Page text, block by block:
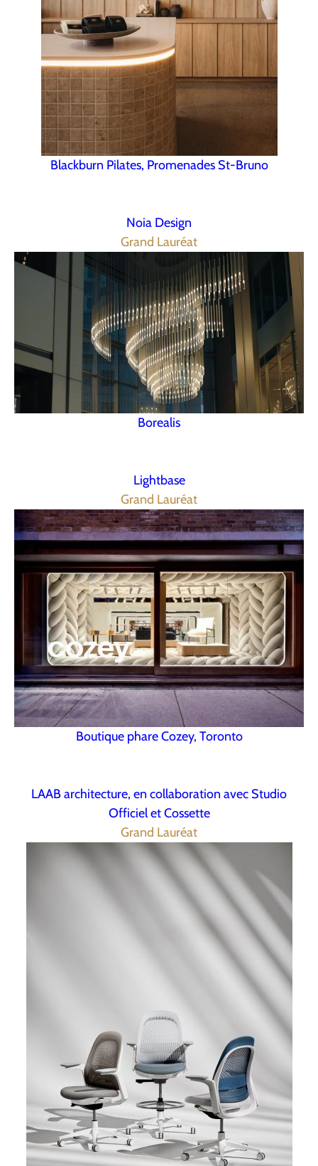
Blackburn Pilates, Promenades St-Bruno
Noia Design
Grand Lauréat
Borealis
Lightbase
Grand Lauréat
Boutique phare Cozey, Toronto
LAAB architecture, en collaboration avec Studio
Officiel et Cossette
Grand Lauréat